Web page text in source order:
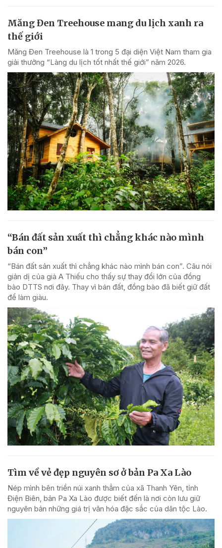
Măng Đen Treehouse mang du lịch xanh ra
thế giới
Măng Đen Treehouse là 1 trong 5 đại diện Việt Nam tham gia
giải thưởng “Làng du lịch tốt nhất thế giới” năm 2026.
“Bán đất sản xuất thì chẳng khác nào mình
bán con”
“Bán đất sản xuất thì chẳng khác nào mình bán con”. Câu nói
giản dị của già A Thiếu cho thấy sự thay đổi lớn của đồng
bào DTTS nơi đây. Thay vì bán đất, đồng bào đã biết giữ đất
để làm giàu.
Tìm về vẻ đẹp nguyên sơ ở bản Pa Xa Lào
Nép mình bên triền núi xanh thẳm của xã Thanh Yên, tỉnh
Điện Biên, bản Pa Xa Lào được biết đến là nơi còn lưu giữ
nguyên bản những giá trị văn hóa đặc sắc của dân tộc Lào.